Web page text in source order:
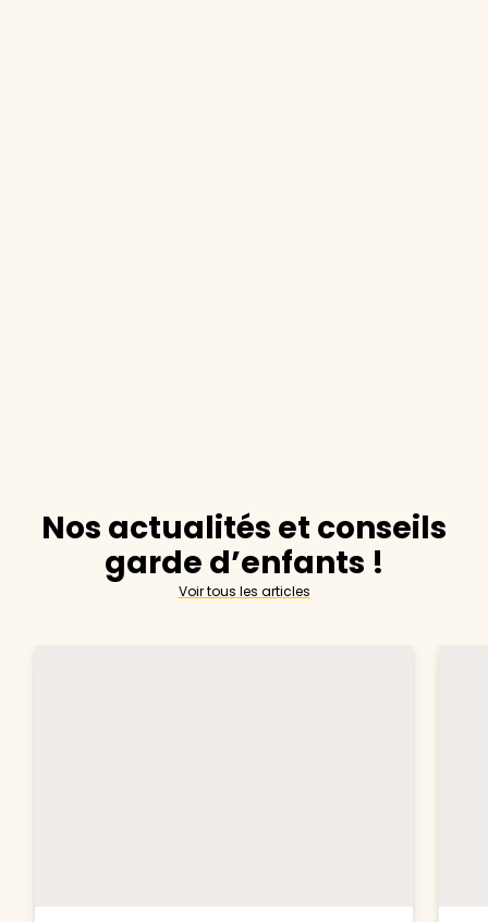
Nos actualités et conseils
garde d’enfants !
Voir tous les articles